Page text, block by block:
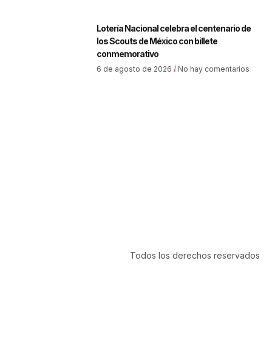
Lotería Nacional celebra el centenario de
los Scouts de México con billete
conmemorativo
6 de agosto de 2026 No hay comentarios
Todos los derechos reservados